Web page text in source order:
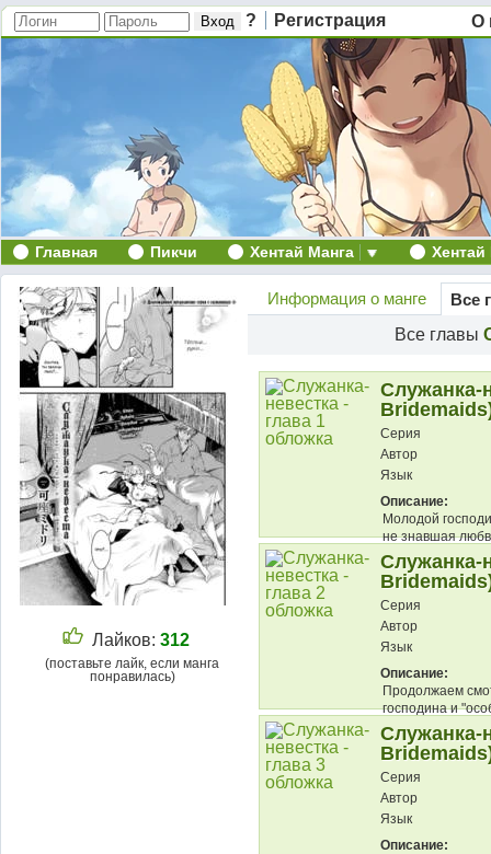
? Регистрация О
Главная Пикчи Хентай Манга
Лайков: 312
(поставьте лайк, если манга
понравилась)
Информация о манге
Все
Все главы
Служанка-
Серия
Автор
Язык
Описание:
Молодой
не знавшая
Служанка-
Серия
Автор
Язык
Описание:
Продолжаем
господина и
Служанка-
Серия
Автор
Язык
Описание: